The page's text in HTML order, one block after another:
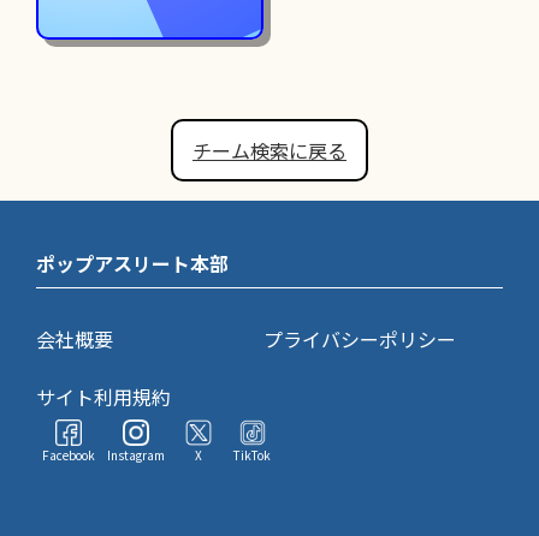
チーム検索に戻る
ポップアスリート本部
会社概要
プライバシーポリシー
サイト利用規約
Facebook Instagram X TikTok